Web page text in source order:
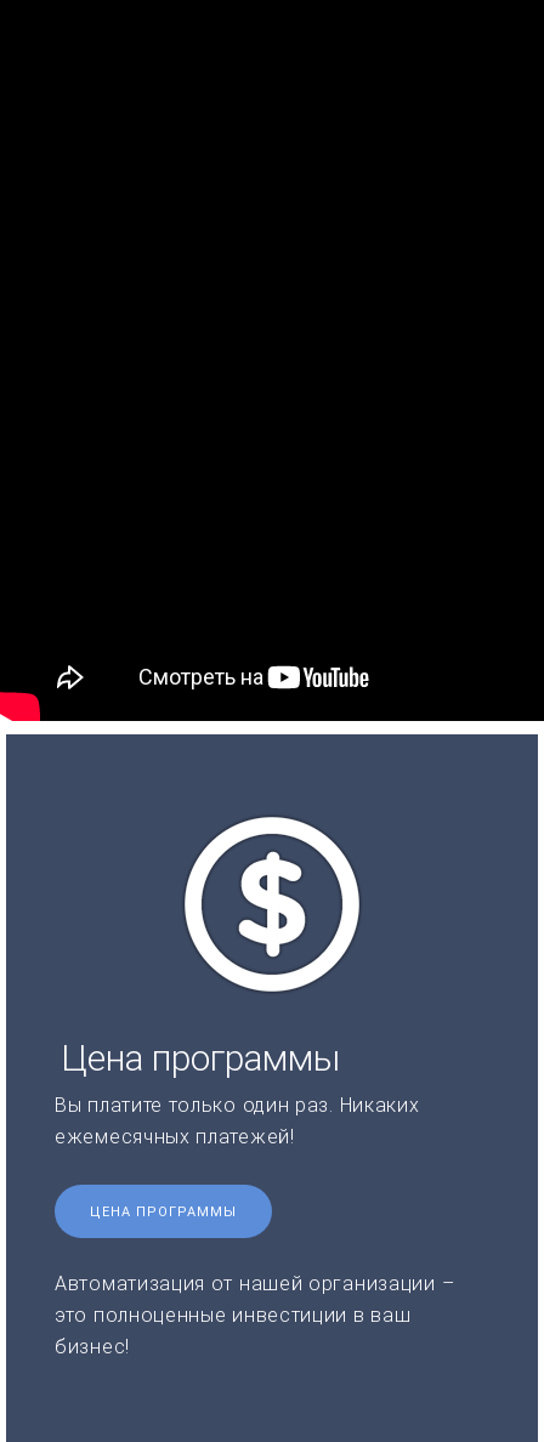
Цена программы
Вы платите только один раз. Никаких
ежемесячных платежей!
ЦЕНА ПРОГРАММЫ
Автоматизация от нашей организации –
это полноценные инвестиции в ваш
бизнес!